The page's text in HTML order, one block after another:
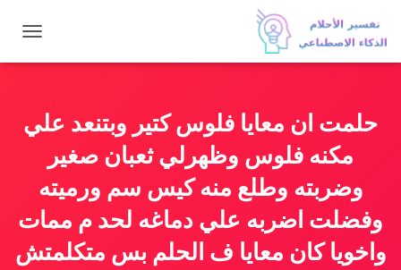
ب
ا
حلمت ان معايا فلوس كتير وبتنعد علي
مكنه فلوس وظهرلي ثعبان صغير
وضربته وطلع منه كيس سم ورميته
وفضلت اضربه علي دماغه لحد م ممات
واخويا كان معايا ف الحلم بس متكلمتش